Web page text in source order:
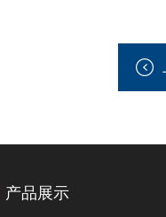
产品展示